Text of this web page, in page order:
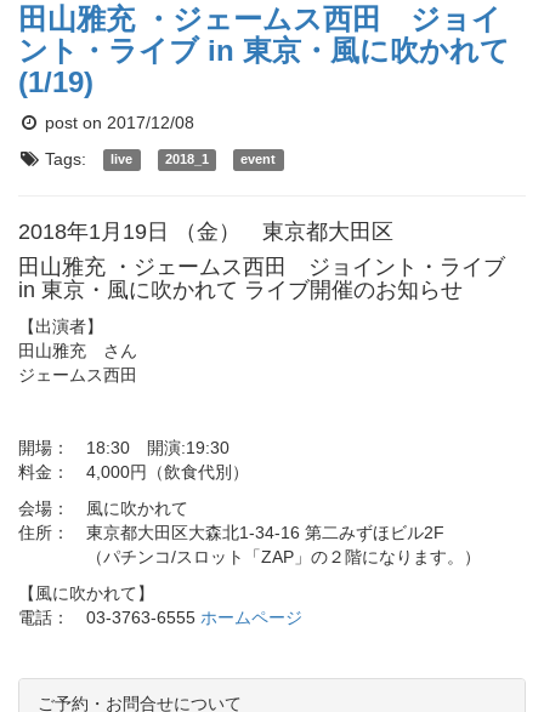
田山雅充 ・ジェームス西田 ジョイ
ント・ライブ in 東京・風に吹かれて
(1/19)
post on 2017/12/08
Tags:
live 2018_1 event
2018年1月19日 （金） 東京都大田区
田山雅充 ・ジェームス西田 ジョイント・ライブ
in 東京・風に吹かれて ライブ開催のお知らせ
【出演者】
田山雅充 さん
ジェームス西田
開場： 18:30 開演:19:30
料金： 4,000円（飲食代別）
会場： 風に吹かれて
住所： 東京都大田区大森北1-34-16 第二みずほビル2F
（パチンコ/スロット「ZAP」の２階になります。）
【風に吹かれて】
電話： 03-3763-6555 ホームページ
ご予約・お問合せについて